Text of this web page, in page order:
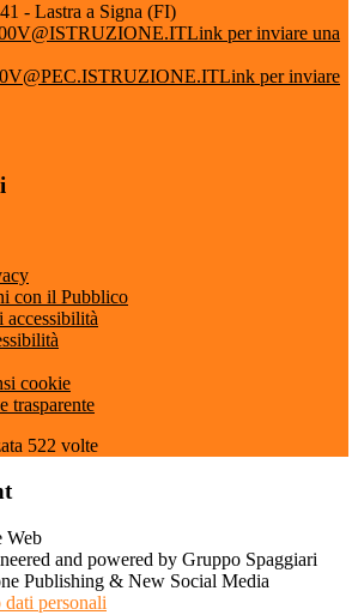
- Lastra a Signa (FI)
Link per inviare una
Link per inviare
con il Pubblico
cookie
trasparente
522 volte
and powered by Gruppo Spaggiari
Publishing & New Social Media
personali